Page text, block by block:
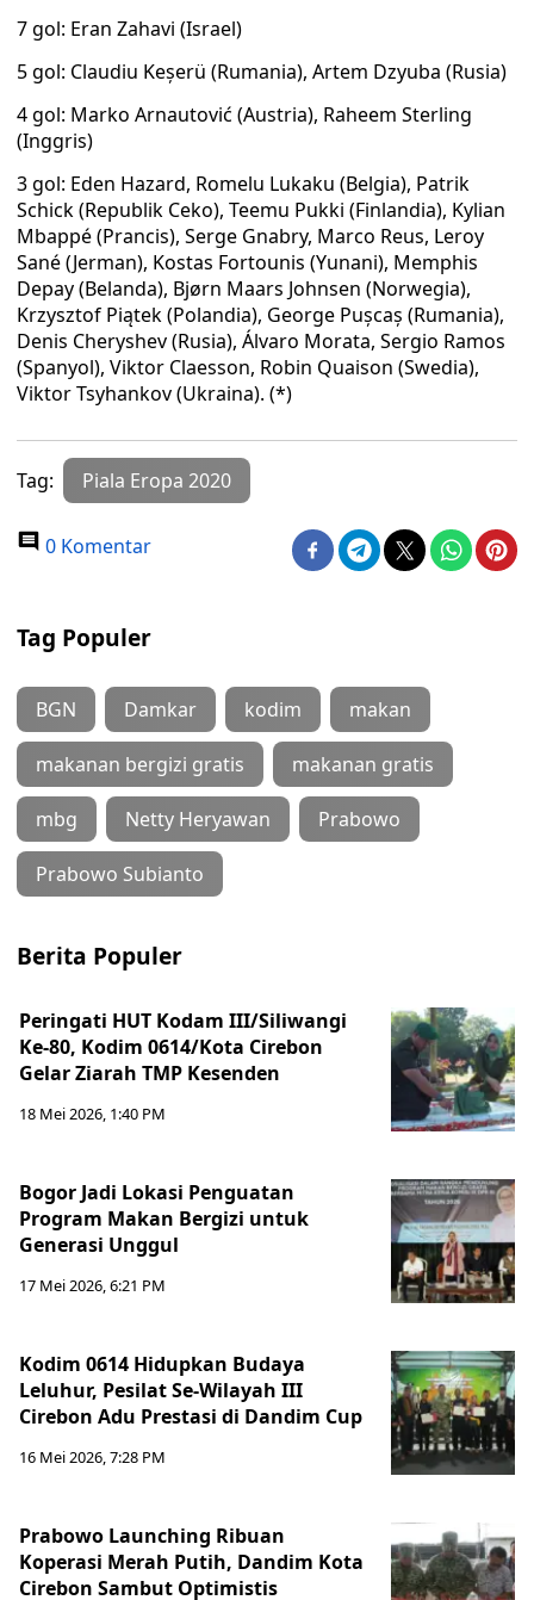
7 gol: Eran Zahavi (Israel)
5 gol: Claudiu Keșerü (Rumania), Artem Dzyuba (Rusia)
4 gol: Marko Arnautović (Austria), Raheem Sterling
(Inggris)
3 gol: Eden Hazard, Romelu Lukaku (Belgia), Patrik
Schick (Republik Ceko), Teemu Pukki (Finlandia), Kylian
Mbappé (Prancis), Serge Gnabry, Marco Reus, Leroy
Sané (Jerman), Kostas Fortounis (Yunani), Memphis
Depay (Belanda), Bjørn Maars Johnsen (Norwegia),
Krzysztof Piątek (Polandia), George Pușcaș (Rumania),
Denis Cheryshev (Rusia), Álvaro Morata, Sergio Ramos
(Spanyol), Viktor Claesson, Robin Quaison (Swedia),
Viktor Tsyhankov (Ukraina). (*)
Tag: Piala Eropa 2020
0 Komentar
Tag Populer
BGN Damkar kodim makan
makanan bergizi gratis makanan gratis
mbg Netty Heryawan Prabowo
Prabowo Subianto
Berita Populer
Peringati HUT Kodam III/Siliwangi
Ke-80, Kodim 0614/Kota Cirebon
Gelar Ziarah TMP Kesenden
18 Mei 2026, 1:40 PM
Bogor Jadi Lokasi Penguatan
Program Makan Bergizi untuk
Generasi Unggul
17 Mei 2026, 6:21 PM
Kodim 0614 Hidupkan Budaya
Leluhur, Pesilat Se-Wilayah III
Cirebon Adu Prestasi di Dandim Cup
16 Mei 2026, 7:28 PM
Prabowo Launching Ribuan
Koperasi Merah Putih, Dandim Kota
Cirebon Sambut Optimistis